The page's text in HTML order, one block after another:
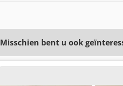
Misschien bent u ook